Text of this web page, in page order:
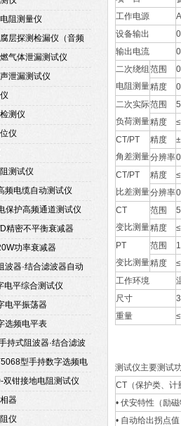
阻测量仪
层探测检漏仪（音频
气体泄漏测试仪
泄漏测试仪
测仪
仪
测试仪
频电缆自动测试仪
保护高频通道测试仪
精密不平衡衰减器
功率衰减器
波器·结合滤波器自动
电平综合测试仪
电平振荡器
选频电平表
持式阻波器·结合滤波
型手持数字选频电
荡器
双钳接地电阻测试仪
器
仪
工作电源
设备输出
输出电流
二次绕组
电阻测量
范围
精度
二次实际
负荷测量
范围
精度
CT/PT
角差测量
精度
分辨率
CT/PT
比差测量
精度
分辨率
CT
变比测量
范围
精度
PT
变比测量
范围
精度
工作环境
尺寸
重量
测试仪主要测试
CT（保护类、计
• 伏安特性（励
• 自动给出拐点值